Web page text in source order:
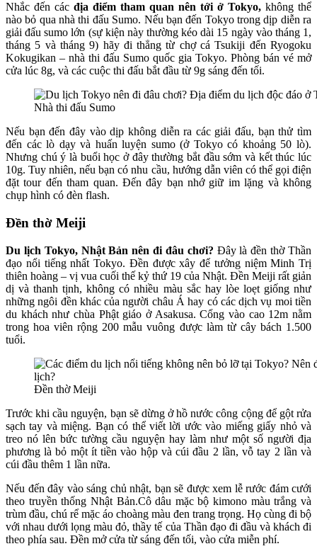
Nhắc đến các địa điểm tham quan nên tới ở Tokyo, không thể
nào bỏ qua nhà thi đấu Sumo. Nếu bạn đến Tokyo trong dịp diễn ra
giải đấu sumo lớn (sự kiện này thường kéo dài 15 ngày vào tháng 1,
tháng 5 và tháng 9) hãy đi thẳng từ chợ cá Tsukiji đến Ryogoku
Kokugikan – nhà thi đấu Sumo quốc gia Tokyo. Phòng bán vé mở
cửa lúc 8g, và các cuộc thi đấu bắt đầu từ 9g sáng đến tối.
Nhà thi đấu Sumo
Nếu bạn đến đây vào dịp không diễn ra các giải đấu, bạn thử tìm
đến các lò dạy và huấn luyện sumo (ở Tokyo có khoảng 50 lò).
Nhưng chú ý là buổi học ở đây thường bắt đầu sớm và kết thúc lúc
10g. Tuy nhiên, nếu bạn có nhu cầu, hướng dẫn viên có thể gọi điện
đặt tour đến tham quan. Đến đây bạn nhớ giữ im lặng và không
chụp hình có đèn flash.
Đền thờ Meiji
Du lịch Tokyo, Nhật Bản nên đi đâu chơi? Đây là đền thờ Thần
đạo nổi tiếng nhất Tokyo. Đền được xây để tưởng niệm Minh Trị
thiên hoàng – vị vua cuối thế kỷ thứ 19 của Nhật. Đền Meiji rất giản
dị và thanh tịnh, không có nhiều màu sắc hay lòe loẹt giống như
những ngôi đền khác của người châu Á hay có các dịch vụ moi tiền
du khách như chùa Phật giáo ở Asakusa. Cổng vào cao 12m nằm
trong hoa viên rộng 200 mẫu vuông được làm từ cây bách 1.500
tuổi.
Đền thờ Meiji
Trước khi cầu nguyện, bạn sẽ dừng ở hồ nước công cộng để gột rửa
sạch tay và miệng. Bạn có thể viết lời ước vào miếng giấy nhỏ và
treo nó lên bức tường cầu nguyện hay làm như một số người địa
phương là bỏ một ít tiền vào hộp và cúi đầu 2 lần, vỗ tay 2 lần và
cúi đầu thêm 1 lần nữa.
Nếu đến đây vào sáng chủ nhật, bạn sẽ được xem lễ rước đám cưới
theo truyền thống Nhật Bản.Cô dâu mặc bộ kimono màu trắng và
trùm đầu, chú rể mặc áo choàng màu đen trang trọng. Họ cùng đi bộ
với nhau dưới lọng màu đỏ, thầy tế của Thần đạo đi đầu và khách đi
theo phía sau. Đền mở cửa từ sáng đến tối, vào cửa miễn phí.